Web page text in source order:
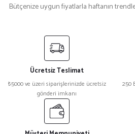
Bütçenize uygun fiyatlarla haftanın
Nakışlı Polar Şal
₺ 400
Mavi Polar Mont
₺ 700
₺ 600
Ücretsiz Teslimat
₺5000 ve üzeri siparişlerinizde ücretsiz
gönderi imkanı
250